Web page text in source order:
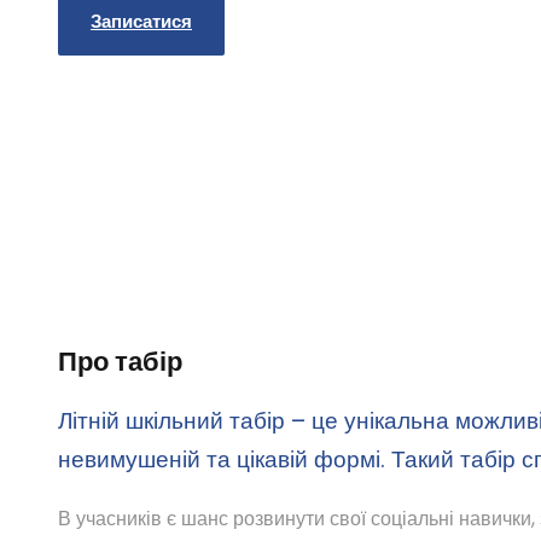
Записатися
Про табір
Літній шкільний табір – це унікальна
невимушеній та цікавій формі. Такий табір
В учасників є шанс розвинути свої соціальні